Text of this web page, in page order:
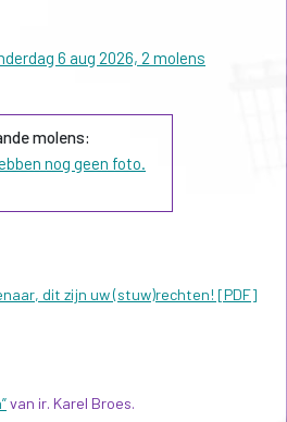
6 aug 2026, 2 molens
molens:
nog geen foto.
dit zijn uw (stuw)rechten! [PDF]
van ir. Karel Broes.